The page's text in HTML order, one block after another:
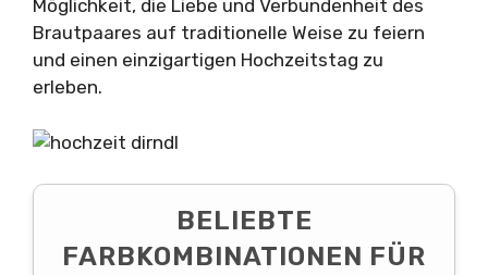
Möglichkeit, die Liebe und Verbundenheit des
Brautpaares auf traditionelle Weise zu feiern
und einen einzigartigen Hochzeitstag zu
erleben.
BELIEBTE
FARBKOMBINATIONEN FÜR